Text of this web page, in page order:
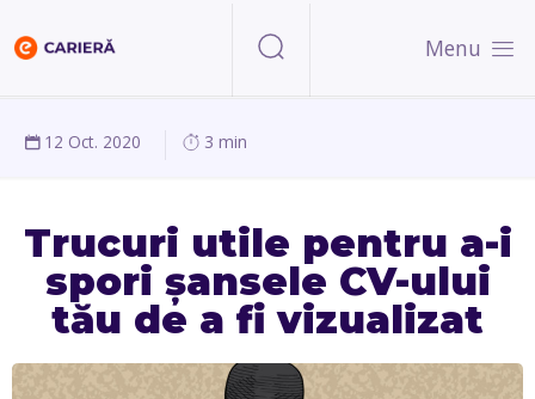
Menu
12 Oct. 2020 3 min
Trucuri utile pentru a-i
spori șansele CV-ului
tău de a fi vizualizat